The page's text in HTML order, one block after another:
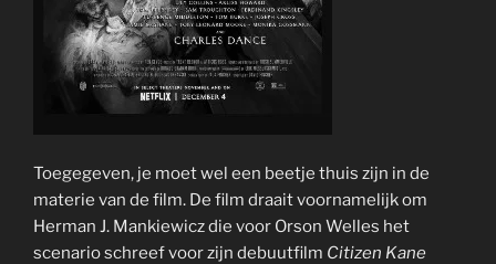
Toegegeven, je moet wel een beetje thuis zijn in de
materie van de film. De film draait voornamelijk om
Herman J. Mankiewicz die voor Orson Welles het
scenario schreef voor zijn debuutfilm Citizen Kane